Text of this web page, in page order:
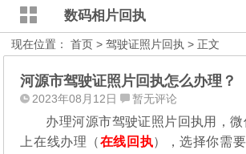
数码相片回执
现在位置：首页 >驾驶证照片回执 > 正文
河源市驾驶证照片回执怎么办理？
2023年08月12日 暂无评论
办理河源市驾驶证照片回执用，
上在线办理（在线回执），选择你需